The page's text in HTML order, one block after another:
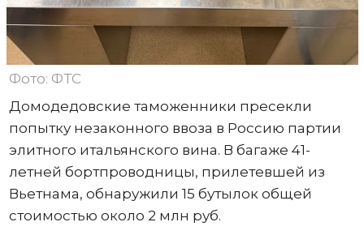
Фото: ФТС
Домодедовские таможенники пресекли
попытку незаконного ввоза в Россию партии
элитного итальянского вина. В багаже 41-
летней бортпроводницы, прилетевшей из
Вьетнама, обнаружили 15 бутылок общей
стоимостью около 2 млн руб.